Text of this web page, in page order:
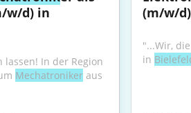
Mechatroniker aus
(m/w/d)
"...Wir,
in